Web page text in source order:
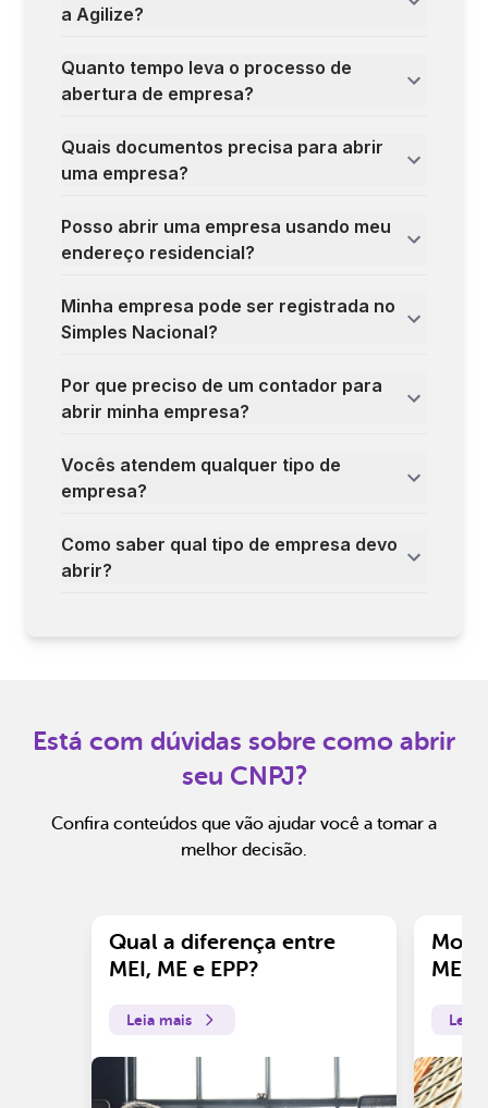
a Agilize?
Quanto tempo leva o processo de
abertura de empresa?
Quais documentos precisa para abrir
uma empresa?
Posso abrir uma empresa usando meu
endereço residencial?
Minha empresa pode ser registrada no
Simples Nacional?
Por que preciso de um contador para
abrir minha empresa?
Vocês atendem qualquer tipo de
empresa?
Como saber qual tipo de empresa devo
abrir?
Está com dúvidas sobre como abrir
seu CNPJ?
Confira conteúdos que vão ajudar você a tomar a
melhor decisão.
Qual a diferença entre
MEI, ME e EPP?
Leia mais
ME?
Leia